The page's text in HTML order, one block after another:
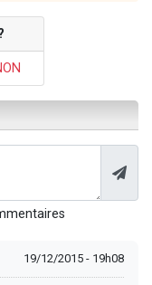
19/12/2015 - 19h08